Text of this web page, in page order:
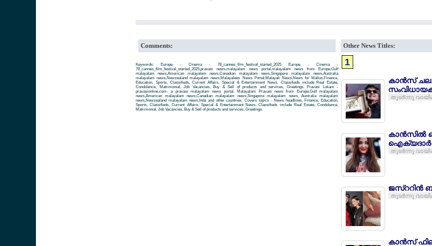
Comments:
Keywords: Europe - Cinema - 78_cannes_film_festival_started_2025 Europe - Cinema -
78_cannes_film_festival_started_2025,pravasi news,malayalam news portal,malayalam news from Europe,Gulf
malayalam news,American malayalam news,Canadian malayalam news,Singapore malayalam news,Australia
malayalam news,Newzealand malayalam news,Malayalees News Portal,Malayali News,News for Mallus,Finance,
Education, Sports, Classifieds, Current Affairs, Special & Entertainment News. Classifieds include Real Estate,
Condolence, Matrimonial, Job Vacancies, Buy & Sell of products and services, Greetings. Pravasi Lokam -
pravasionline.com- a pravasi malayalam news portal. Malayalam Pravasi news from Europe,Gulf malayalam
news,American malayalam news,Canadian malayalam news,Singapore malayalam news, Australia malayalam
news,Newzealand malayalam news,Inda and other countries. Covers topics - News headlines, Finance, Education,
Sports, Classifieds, Current Affairs, Special & Entertainment News. Classifieds include Real Estate, Condolence,
Matrimonial, Job Vacancies, Buy & Sell of products and services, Greetings.
Other News Titles:
1
കാന്‍സ്
തുടര്‍ന്നു
കാന്‍സില്‍
തുടര്‍ന്നു
ജസ്ററിന്‍
തുടര്‍ന്നു
കാന്‍സ്